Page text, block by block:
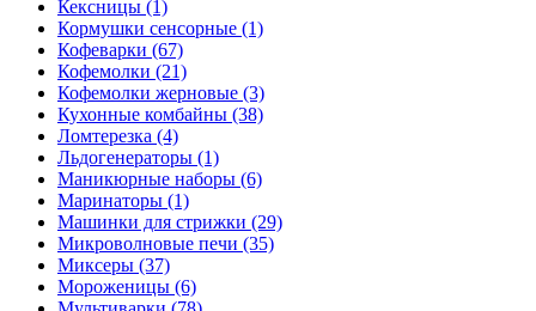
Кексницы (1)
Кормушки сенсорные (1)
Кофеварки (67)
Кофемолки (21)
Кофемолки жерновые (3)
Кухонные комбайны (38)
Ломтерезка (4)
Льдогенераторы (1)
Маникюрные наборы (6)
Маринаторы (1)
Машинки для стрижки (29)
Микроволновые печи (35)
Миксеры (37)
Мороженицы (6)